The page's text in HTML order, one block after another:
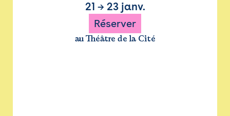
21 → 23 janv.
Réserver
au Théâtre de la Cité